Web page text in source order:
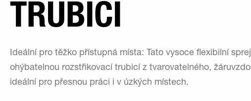
TRUBICÍ
Ideální pro těžko přístupná místa: Tato vysoce flexibilní
ohýbatelnou rozstřikovací trubicí z tvarovatelného,
ideální pro přesnou práci i v úzkých místech.